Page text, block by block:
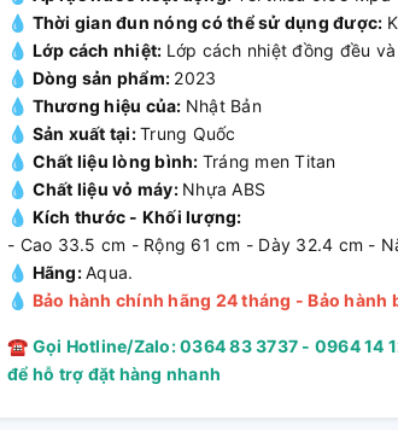
💧 Thời gian đun nóng có thể sử dụng được:
💧 Lớp cách nhiệt: Lớp cách nhiệt đồng đều
💧 Dòng sản phẩm: 2023
💧 Thương hiệu của: Nhật Bản
💧 Sản xuất tại:Trung Quốc
💧 Chất liệu lòng bình: Tráng men Titan
💧 Chất liệu vỏ máy: Nhựa ABS
💧 Kích thước - Khối lượng:
- Cao 33.5 cm - Rộng 61 cm - Dày 32.4 cm -
💧 Hãng:Aqua.
💧 Bảo hành chính hãng 24 tháng - Bảo hành
☎ Gọi Hotline/Zalo: 0364 83 3737 - 0964 14
để hỗ trợ đặt hàng nhanh